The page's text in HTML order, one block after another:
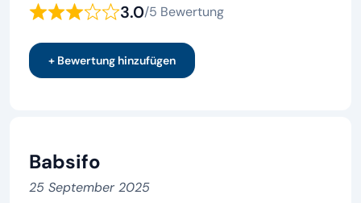
3.0/5 Bewertung
+ Bewertung hinzufügen
Babsifo
25 September 2025